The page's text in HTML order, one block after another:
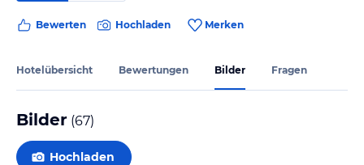
Bewerten Hochladen Merken
Hotelübersicht Bewertungen Bilder Fragen
Bilder (67)
Hochladen